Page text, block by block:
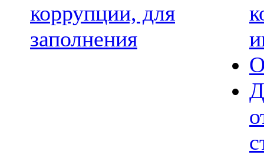
коррупции, для
заполнения